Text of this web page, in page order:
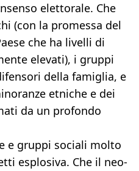
elettorale. Che
(con la promessa del
che ha livelli di
elevati), i gruppi
della famiglia, e
etniche e dei
da un profondo
e gruppi sociali molto
esplosiva. Che il neo-